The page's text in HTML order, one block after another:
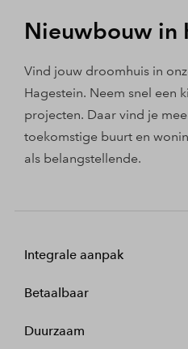
Nieuwbouw in
Vind jouw droomhuis in
Hagestein. Neem snel een
projecten. Daar vind je
toekomstige buurt en
als belangstellende.
Integrale aanpak
Betaalbaar
Duurzaam